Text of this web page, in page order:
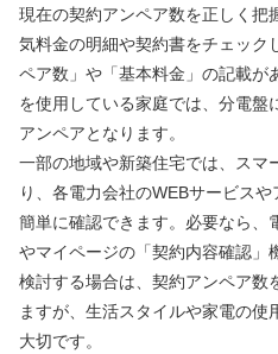
現在の契約アンペア数を正しく把
気料金の明細や契約書をチェック
ペア数」や「基本料金」の記載が
を使用している家庭では、分電盤
アンペアとなります。
一部の地域や新築住宅では、スマ
り、各電力会社のWEBサービス
簡単に確認できます。必要なら、
やマイページの「契約内容確認」
検討する場合は、契約アンペア数
ますが、生活スタイルや家電の
大切です。